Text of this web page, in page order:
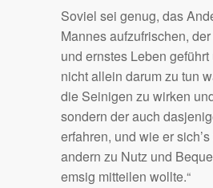
Soviel sei genug, das
Mannes aufzufrischen,
und ernstes Leben
nicht allein darum zu tun
die Seinigen zu wirken
sondern der auch
erfahren, und wie er
andern zu Nutz und
emsig mitteilen wollte.“